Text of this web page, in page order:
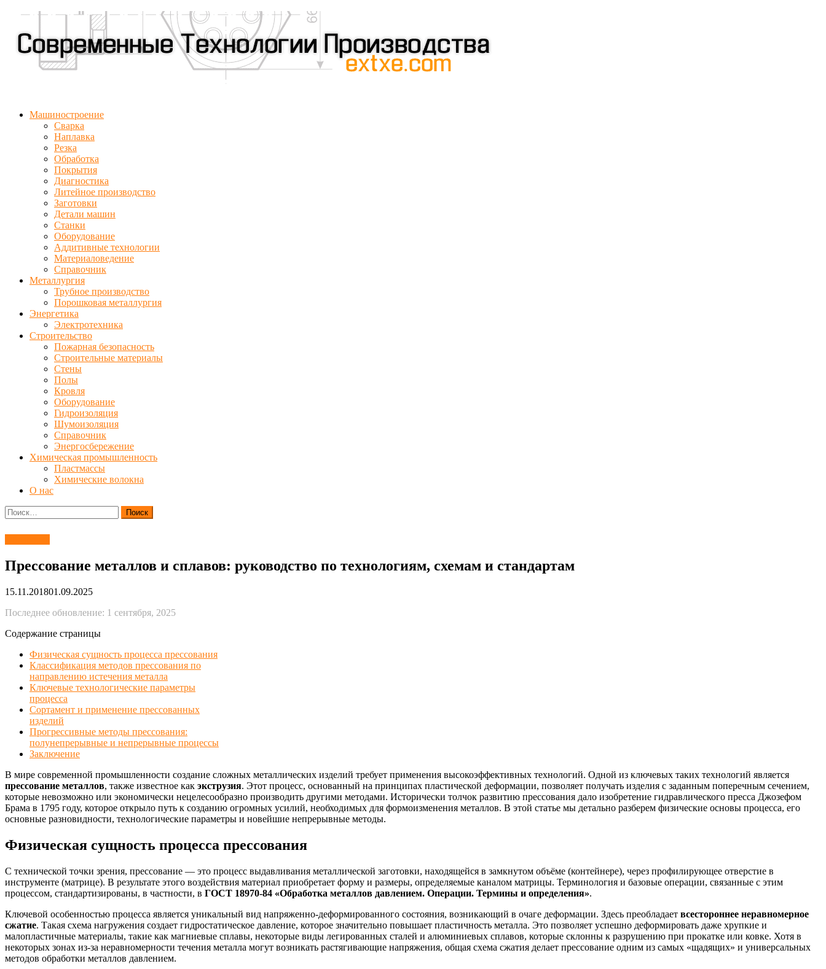
Машиностроение
Сварка
Наплавка
Резка
Обработка
Покрытия
Диагностика
Литейное производство
Заготовки
Детали машин
Станки
Оборудование
Аддитивные технологии
Материаловедение
Справочник
Металлургия
Трубное производство
Порошковая металлургия
Энергетика
Электротехника
Строительство
Пожарная безопасность
Строительные материалы
Стены
Полы
Кровля
Оборудование
Гидроизоляция
Шумоизоляция
Справочник
Энергосбережение
Химическая промышленность
Пластмассы
Химические волокна
О нас
Найти:
Прессование металлов и сплавов: руководство по технологиям, схемам и стандартам
15.11.201801.09.2025
Последнее обновление: 1 сентября, 2025
Содержание страницы
Физическая сущность процесса прессования
Классификация методов прессования по
направлению истечения металла
Ключевые технологические параметры
процесса
Сортамент и применение прессованных
изделий
Прогрессивные методы прессования:
полунепрерывные и непрерывные процессы
Заключение
В мире современной промышленности создание сложных металлических изделий требует применения высокоэффективных технологий. Одной из ключевых таких технологий является
прессование металлов, также известное как экструзия. Этот процесс, основанный на принципах пластической деформации, позволяет получать изделия с заданным поперечным сечением,
которые невозможно или экономически нецелесообразно производить другими методами. Исторически толчок развитию прессования дало изобретение гидравлического пресса Джозефом
Брама в 1795 году, которое открыло путь к созданию огромных усилий, необходимых для формоизменения металлов. В этой статье мы детально разберем физические основы процесса, его
основные разновидности, технологические параметры и новейшие непрерывные методы.
Физическая сущность процесса прессования
С технической точки зрения, прессование — это процесс выдавливания металлической заготовки, находящейся в замкнутом объёме (контейнере), через профилирующее отверстие в
инструменте (матрице). В результате этого воздействия материал приобретает форму и размеры, определяемые каналом матрицы. Терминология и базовые операции, связанные с этим
процессом, стандартизированы, в частности, в ГОСТ 18970-84 «Обработка металлов давлением. Операции. Термины и определения».
Ключевой особенностью процесса является уникальный вид напряженно-деформированного состояния, возникающий в очаге деформации. Здесь преобладает всестороннее неравномерное
сжатие. Такая схема нагружения создает гидростатическое давление, которое значительно повышает пластичность металла. Это позволяет успешно деформировать даже хрупкие и
малопластичные материалы, такие как магниевые сплавы, некоторые виды легированных сталей и алюминиевых сплавов, которые склонны к разрушению при прокатке или ковке. Хотя в
некоторых зонах из-за неравномерности течения металла могут возникать растягивающие напряжения, общая схема сжатия делает прессование одним из самых «щадящих» и универсальных
методов обработки металлов давлением.